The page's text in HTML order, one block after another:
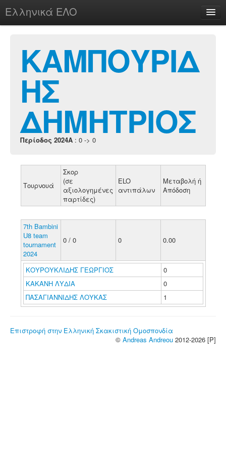
Ελληνικά ΕΛΟ
chesstu.be @ discord
Login
ΚΑΜΠΟΥΡΙΔ
ΗΣ
ΔΗΜΗΤΡΙΟΣ
Περίοδος 2024A : 0 -> 0
Τουρνουά
Σκορ
(σε
αξιολογημένες
παρτίδες)
ELO
αντιπάλων
Μεταβολή ή
Απόδοση
7th Bambini
U8 team
tournament
2024
0 / 0 0 0.00
ΚΟΥΡΟΥΚΛΙΔΗΣ ΓΕΩΡΓΙΟΣ
0
ΚΑΚΑΝΗ ΛΥΔΙΑ
0
ΠΑΣΑΓΙΑΝΝΙΔΗΣ ΛΟΥΚΑΣ
1
Επιστροφή στην Ελληνική Σκακιστική Ομοσπονδία
© Andreas Andreou 2012-2026 [P]